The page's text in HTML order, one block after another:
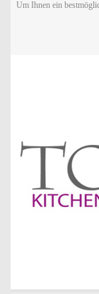
Um Ihnen ein